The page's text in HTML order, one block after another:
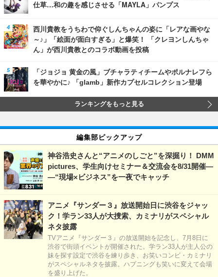
仕草…和の趣を感じさせる「MAYLA」パンプス
西川貴教をうちわで仰ぐしんちゃんの姿に「レアな画やな
～♪」「絵面が面白すぎる」と爆笑！ 「クレヨンしんちゃ
ん」が西川貴教とのコラボ動画を投稿
「ジョジョ 黄金の風」ブチャラティチームやポルナレフら
を華やかに♪ 「glamb」新作カプセルコレクション登場
ランキングをもっと見る
編集部ピックアップ
神谷浩史さんと“アニメのしごと”を深掘り！ DMM
pictures、学生向けセミナー＆交流会を8/31開催―
―“現場×ビジネス”を一夜でキャッチ
アニメ『サンダー３』放送開始日に渋谷をジャッ
ク！学ラン33人が大捜索、カミナリがスペシャル
ネタ披露
TVアニメ『サンダー３』の放送開始を記念し、7月8日に
渋谷で街頭イベントが開催された。学ラン33人が主人公の
妹を探す設定で渋谷を練り歩き、お笑いコンビ・カミナリ
がスペシャルネタを披露。ハプニングも笑いに変えて会場
を盛り上げた。